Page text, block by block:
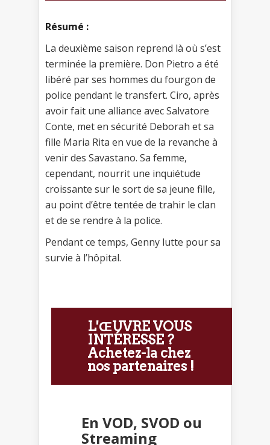
Résumé :
La deuxième saison reprend là où s’est
terminée la première. Don Pietro a été
libéré par ses hommes du fourgon de
police pendant le transfert. Ciro, après
avoir fait une alliance avec Salvatore
Conte, met en sécurité Deborah et sa
fille Maria Rita en vue de la revanche à
venir des Savastano. Sa femme,
cependant, nourrit une inquiétude
croissante sur le sort de sa jeune fille,
au point d’être tentée de trahir le clan
et de se rendre à la police.
Pendant ce temps, Genny lutte pour sa
survie à l’hôpital.
L'ŒUVRE VOUS
INTÉRESSE ?
Achetez-la chez
nos partenaires !
En VOD, SVOD ou
Streaming